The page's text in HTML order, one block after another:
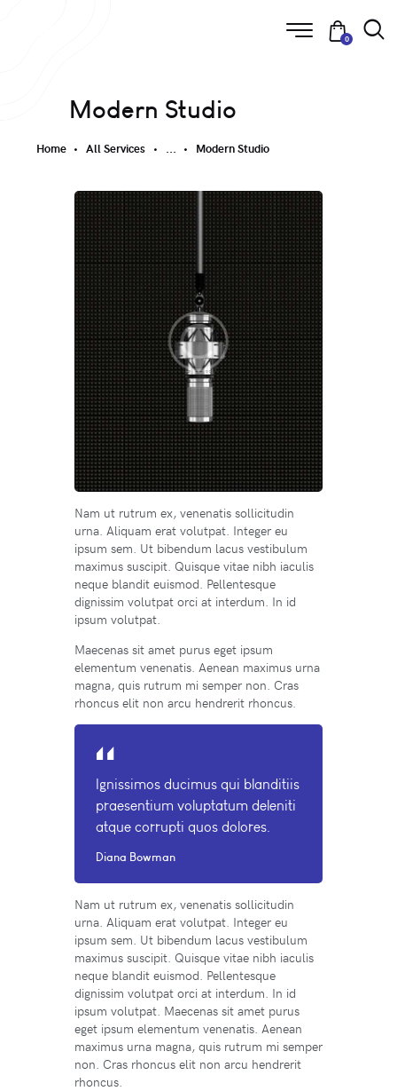
0
Modern Studio
Home All Services ... Modern Studio
Nam ut rutrum ex, venenatis sollicitudin
urna. Aliquam erat volutpat. Integer eu
ipsum sem. Ut bibendum lacus vestibulum
maximus suscipit. Quisque vitae nibh iaculis
neque blandit euismod. Pellentesque
dignissim volutpat orci at interdum. In id
ipsum volutpat.
Maecenas sit amet purus eget ipsum
elementum venenatis. Aenean maximus urna
magna, quis rutrum mi semper non. Cras
rhoncus elit non arcu hendrerit rhoncus.
Ignissimos ducimus qui blanditiis
praesentium voluptatum deleniti
atque corrupti quos dolores.
Diana Bowman
Nam ut rutrum ex, venenatis sollicitudin
urna. Aliquam erat volutpat. Integer eu
ipsum sem. Ut bibendum lacus vestibulum
maximus suscipit. Quisque vitae nibh iaculis
neque blandit euismod. Pellentesque
dignissim volutpat orci at interdum. In id
ipsum volutpat. Maecenas sit amet purus
eget ipsum elementum venenatis. Aenean
maximus urna magna, quis rutrum mi semper
non. Cras rhoncus elit non arcu hendrerit
rhoncus.